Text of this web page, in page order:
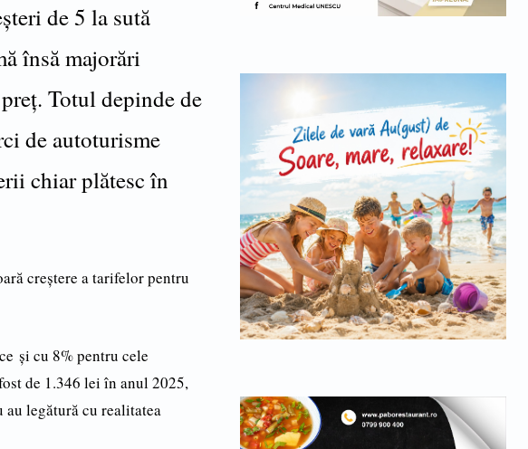
de 5 la sută
însă majorări
Totul depinde de
de autoturisme
chiar plătesc în
creştere a tarifelor pentru
şi cu 8% pentru cele
de 1.346 lei în anul 2025,
au legătură cu realitatea